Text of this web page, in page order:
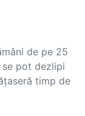
de pe 25
pot dezlipi
timp de